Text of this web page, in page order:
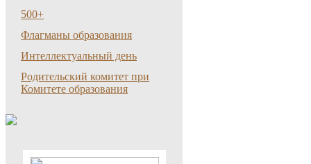
500+
Флагманы образования
Интеллектуальный день
Родительский комитет при
Комитете образования